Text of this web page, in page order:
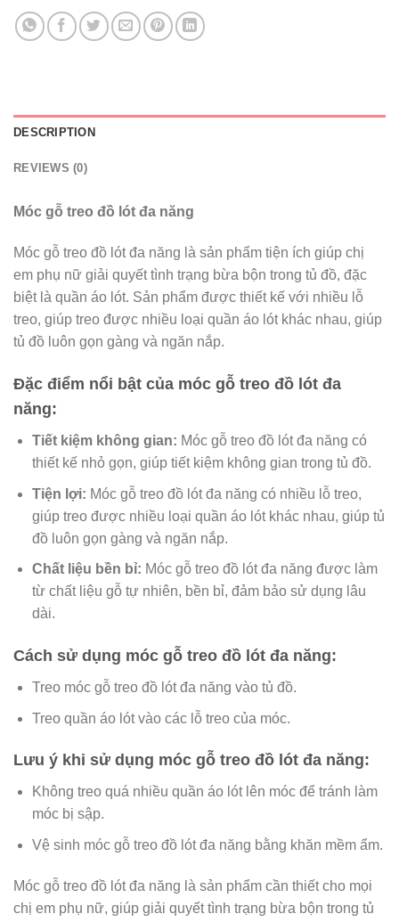
DESCRIPTION
REVIEWS (0)
Móc gỗ treo đồ lót đa năng
Móc gỗ treo đồ lót đa năng là sản phẩm tiện ích giúp chị
em phụ nữ giải quyết tình trạng bừa bộn trong tủ đồ, đặc
biệt là quần áo lót. Sản phẩm được thiết kế với nhiều lỗ
treo, giúp treo được nhiều loại quần áo lót khác nhau, giúp
tủ đồ luôn gọn gàng và ngăn nắp.
Đặc điểm nổi bật của móc gỗ treo đồ lót đa
năng:
Tiết kiệm không gian: Móc gỗ treo đồ lót đa năng có
thiết kế nhỏ gọn, giúp tiết kiệm không gian trong tủ đồ.
Tiện lợi: Móc gỗ treo đồ lót đa năng có nhiều lỗ treo,
giúp treo được nhiều loại quần áo lót khác nhau, giúp tủ
đồ luôn gọn gàng và ngăn nắp.
Chất liệu bền bỉ: Móc gỗ treo đồ lót đa năng được làm
từ chất liệu gỗ tự nhiên, bền bỉ, đảm bảo sử dụng lâu
dài.
Cách sử dụng móc gỗ treo đồ lót đa năng:
Treo móc gỗ treo đồ lót đa năng vào tủ đồ.
Treo quần áo lót vào các lỗ treo của móc.
Lưu ý khi sử dụng móc gỗ treo đồ lót đa năng:
Không treo quá nhiều quần áo lót lên móc để tránh làm
móc bị sập.
Vệ sinh móc gỗ treo đồ lót đa năng bằng khăn mềm ẩm.
Móc gỗ treo đồ lót đa năng là sản phẩm cần thiết cho mọi
chị em phụ nữ, giúp giải quyết tình trạng bừa bộn trong tủ